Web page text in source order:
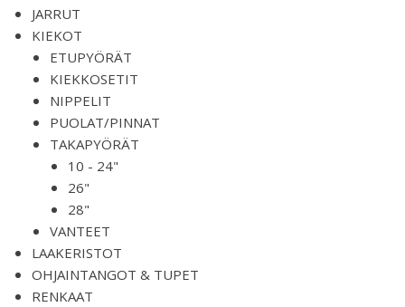
JARRUT
KIEKOT
ETUPYÖRÄT
KIEKKOSETIT
NIPPELIT
PUOLAT/PINNAT
TAKAPYÖRÄT
10 - 24"
26"
28"
VANTEET
LAAKERISTOT
OHJAINTANGOT & TUPET
RENKAAT